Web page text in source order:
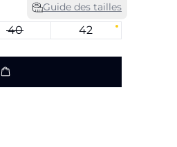
Guide des tailles
40
42